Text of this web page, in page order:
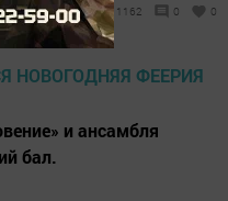
- 13:51 1162 0 0
и ансамбля
бал.